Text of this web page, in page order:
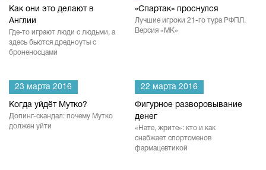
Как они это делают в
Англии
Где-то играют люди с людьми, а
здесь бьются дредноуты с
броненосцами
«Спартак» проснулся
Лучшие игроки 21-го тура РФПЛ.
Версия «МК»
23 марта 2016
Когда уйдёт Мутко?
Допинг-скандал: почему Мутко
должен уйти
22 марта 2016
Фигурное разворовывание
денег
«Нате, жрите»: кто и как
снабжает спортсменов
фармацевтикой